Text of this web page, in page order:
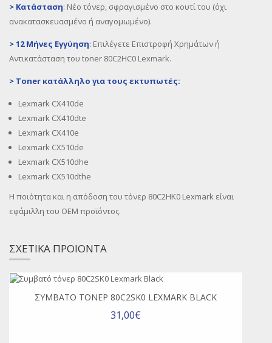
> Κατάσταση: Νέο τόνερ, σφραγισμένο στο κουτί του (όχι
ανακατασκευασμένο ή αναγομωμένο).
>12 Μήνες Εγγύηση: Επιλέγετε Επιστροφή Χρημάτων ή
Αντικατάσταση του toner 80C2HC0 Lexmark.
> Toner κατάλληλο για τους εκτυπωτές:
Lexmark CX410de
Lexmark CX410dte
Lexmark CX410e
Lexmark CX510de
Lexmark CX510dhe
Lexmark CX510dthe
Η ποιότητα και η απόδοση του τόνερ 80C2HK0 Lexmark είναι
εφάμιλλη του OEM προϊόντος.
ΣΧΕΤΙΚΑ ΠΡΟΙΟΝΤΑ
ΣΥΜΒΑΤΌ ΤΌΝΕΡ 80C2SK0 LEXMARK BLACK
31,00€